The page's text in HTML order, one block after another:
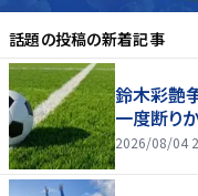
話題の投稿の新着記事
鈴木彩艶
一度断りか
2026/08/04